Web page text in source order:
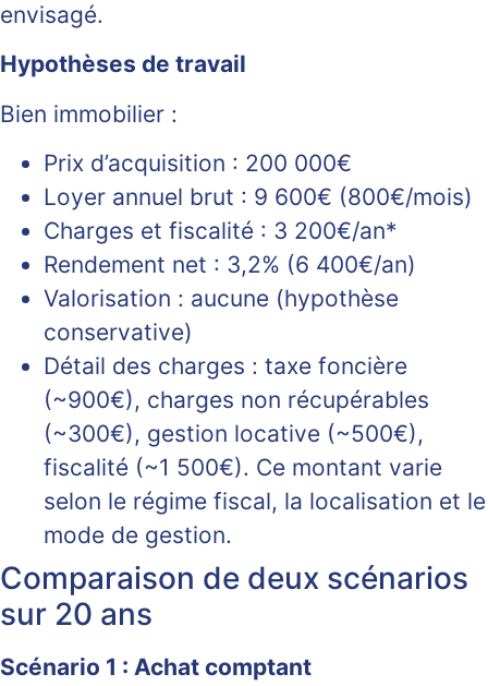
envisagé.
Hypothèses de travail
Bien immobilier :
Prix d’acquisition : 200 000€
Loyer annuel brut : 9 600€ (800€/mois)
Charges et fiscalité : 3 200€/an*
Rendement net : 3,2% (6 400€/an)
Valorisation : aucune (hypothèse
conservative)
Détail des charges : taxe foncière
(~900€), charges non récupérables
(~300€), gestion locative (~500€),
fiscalité (~1 500€). Ce montant varie
selon le régime fiscal, la localisation et le
mode de gestion.
Comparaison de deux scénarios
sur 20 ans
Scénario 1 : Achat comptant